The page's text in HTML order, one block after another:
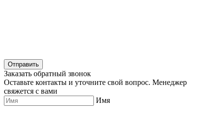
Отправить
Заказать обратный звонок
Оставьте контакты и уточните свой вопрос. Менеджер
свяжется с вами
Имя